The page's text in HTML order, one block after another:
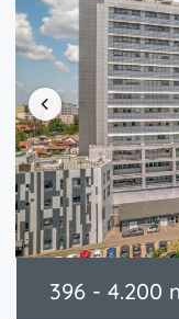
396 - 4.200